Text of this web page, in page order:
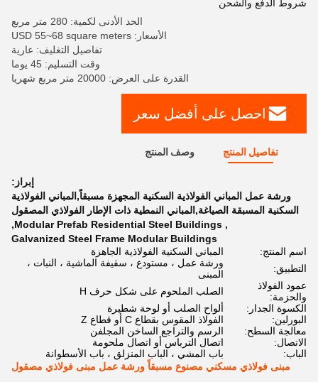
شروط الدفع والشحن
الحد الأدنى لكمية: 280 متر مربع
الأسعار: USD 55~68 square meters
تفاصيل التغليف: عارية
وقت التسليم: 45 يوما
القدرة على العرض: 20000 متر مربع شهريا
احصل على أفضل سعر
تفاصيل المنتج وصف المنتج
إبراز:
ورشة عمل المباني الفولاذية السكنية المجهزة مسبقاً,المباني الفولاذية
السكنية المسبقة الصياغة,المباني النمطية ذات الإطار الفولاذي المصقول
,
Modular Prefab Residential Steel Buildings
,
Galvanized Steel Frame Modular Buildings
اسم المنتج:
المباني السكنية الفولاذية الجاهزة
التطبيق:
ورشة عمل ، مستودع ، سقيفة الماشية ، النبات ،
المبنى
عمود الفولاذ
والحزمة:
الصلب الملحوم على شكل حرف H
الكسوة الجدار:
ألواح الصلب أو لوحة شطيرة
البورلين:
الفولاذ المقوس بقطاع C أو قطاع Z
معالجة السطح:
الرسم والتراجع الساخن المجلفن
الاتصال:
اتصال الترباس أو اتصال ملحومة
الباب:
باب المشي ، الباب المنزلق ، باب الأسطوانة
مبنى فولاذي مسكني مصنوع مسبقاً ورشة عمل مبنى فولاذي مصقول